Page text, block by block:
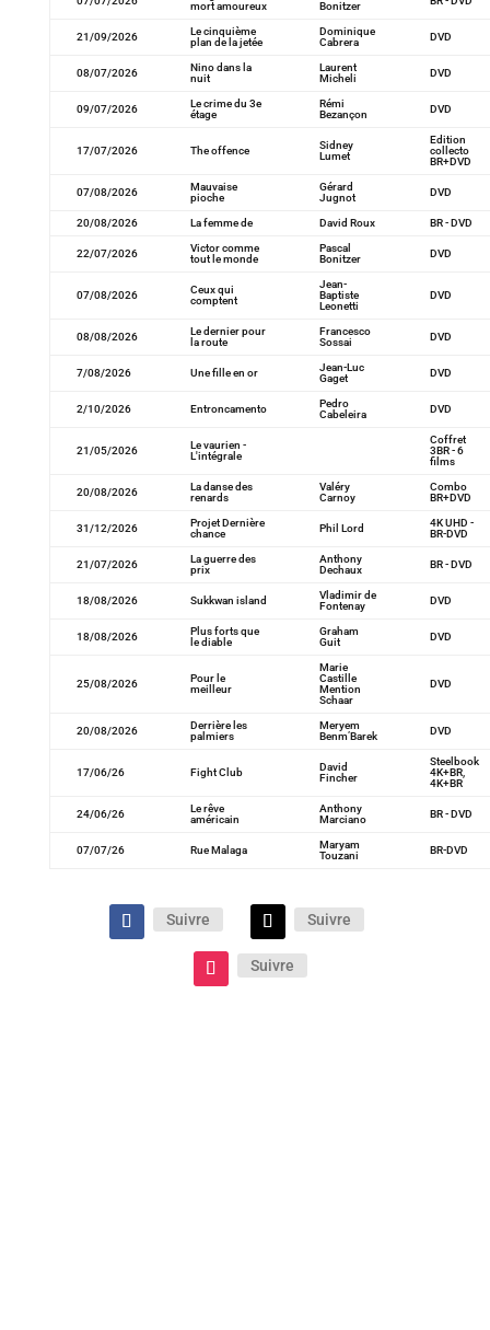
mort amoureux
Bonitzer
21/09/2026
Le cinquième
plan de la jetée
Dominique
Cabrera
DVD
08/07/2026
Nino dans la
nuit
Laurent
Micheli
DVD
09/07/2026
Le crime du 3e
étage
Rémi
Bezançon
DVD
17/07/2026 The offence
Sidney
Lumet
Edition
collecto
BR+DVD
07/08/2026
Mauvaise
pioche
Gérard
Jugnot
DVD
20/08/2026 La femme de David Roux BR - DVD
22/07/2026
Victor comme
tout le monde
Pascal
Bonitzer
DVD
07/08/2026
Ceux qui
comptent
Jean-
Baptiste
Leonetti
DVD
08/08/2026
Le dernier pour
la route
Francesco
Sossai
DVD
7/08/2026 Une fille en or
Jean-Luc
Gaget
DVD
2/10/2026 Entroncamento
Pedro
Cabeleira
DVD
21/05/2026
Le vaurien -
L'intégrale
Coffret
3BR - 6
films
20/08/2026
La danse des
renards
Valéry
Carnoy
Combo
BR+DVD
31/12/2026
Projet Dernière
chance
Phil Lord
4K UHD -
BR-DVD
21/07/2026
La guerre des
prix
Anthony
Dechaux
BR - DVD
18/08/2026 Sukkwan island
Vladimir de
Fontenay
DVD
18/08/2026
Plus forts que
le diable
Graham
Guit
DVD
25/08/2026
Pour le
meilleur
Marie
Castille
Mention
Schaar
DVD
20/08/2026
Derrière les
palmiers
Meryem
Benm’Barek
DVD
17/06/26 Fight Club
David
Fincher
Steelbook
4K+BR,
4K+BR
24/06/26
Le rêve
américain
Anthony
Marciano
BR - DVD
07/07/26 Rue Malaga
Maryam
Touzani
BR-DVD
Suivre Suivre
Suivre